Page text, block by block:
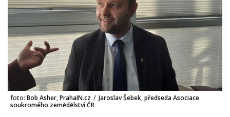
foto: Bob Asher, PrahaIN.cz / Jaroslav Šebek, předseda Asociace
soukromého zemědělství ČR